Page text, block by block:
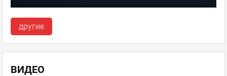
другие
ВИДЕО